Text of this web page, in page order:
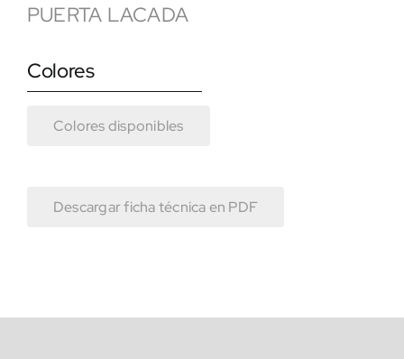
PUERTA LACADA
Colores
Colores disponibles
Descargar ficha técnica en PDF